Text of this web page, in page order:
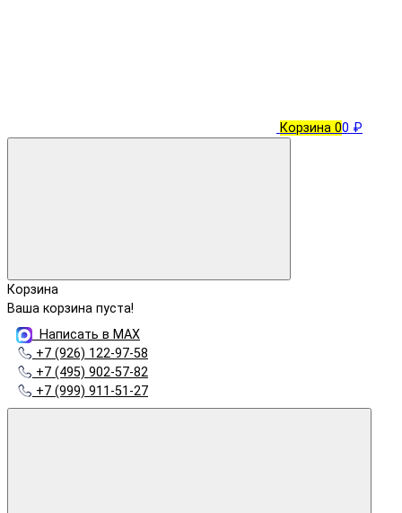
Корзина 00 ₽
Корзина
Ваша корзина пуста!
Написать в MAX
+7 (926) 122-97-58
+7 (495) 902-57-82
+7 (999) 911-51-27